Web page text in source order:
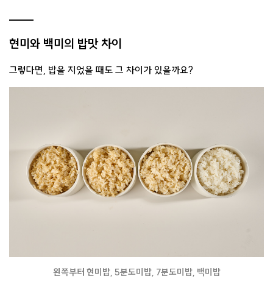
현미와 백미의 밥맛 차이
그렇다면, 밥을 지었을 때도 그 차이가 있을까요?
왼쪽부터 현미밥, 5분도미밥, 7분도미밥, 백미밥